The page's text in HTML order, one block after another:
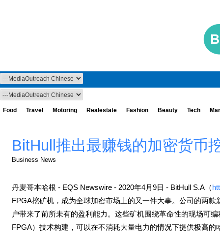
Food Travel Motoring Realestate Fashion Beauty Tech
BitHull推出最赚钱的加密货币
Business News
丹麦哥本哈根 - EQS Newswire - 2020年4月9日 - BitHull S.A（
FPGA挖矿机，成为全球加密市场上的又一件大事。公司的两
户带来了前所未有的盈利能力。这些矿机围绕革命性的现场可
FPGA）技术构建，可以在不消耗大量电力的情况下提供极高的